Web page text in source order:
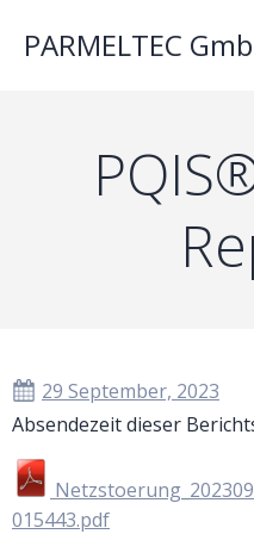
PARMELTEC
29 September, 2023
Absendezeit dieser
015443.pdf